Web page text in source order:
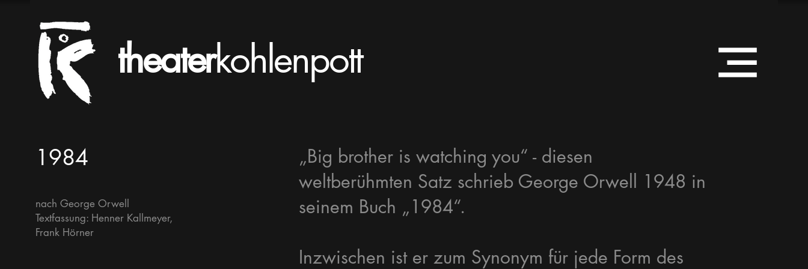
theaterkohlenpott
1984
nach George Orwell
Textfassung: Henner Kallmeyer,
Frank Hörner
„Big brother is watching you“ - diesen
weltberühmten Satz schrieb George Orwell 1948 in
seinem Buch „1984“.
Inzwischen ist er zum Synonym für jede Form des